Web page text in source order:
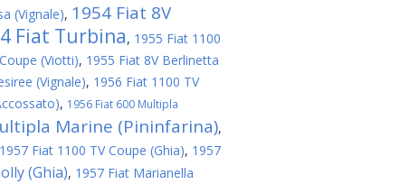
(Vignale), 1954 Fiat 8V
Fiat Turbina, 1955 Fiat 1100
(Viotti), 1955 Fiat 8V Berlinetta
(Vignale), 1956 Fiat 1100 TV
, 1956 Fiat 600 Multipla
Marine (Pininfarina),
1957 Fiat 1100 TV Coupe (Ghia), 1957
(Ghia), 1957 Fiat Marianella